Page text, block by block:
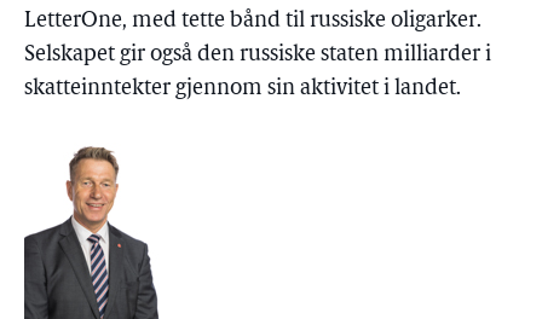
LetterOne, med tette bånd til russiske oligarker.
Selskapet gir også den russiske staten milliarder i
skatteinntekter gjennom sin aktivitet i landet.